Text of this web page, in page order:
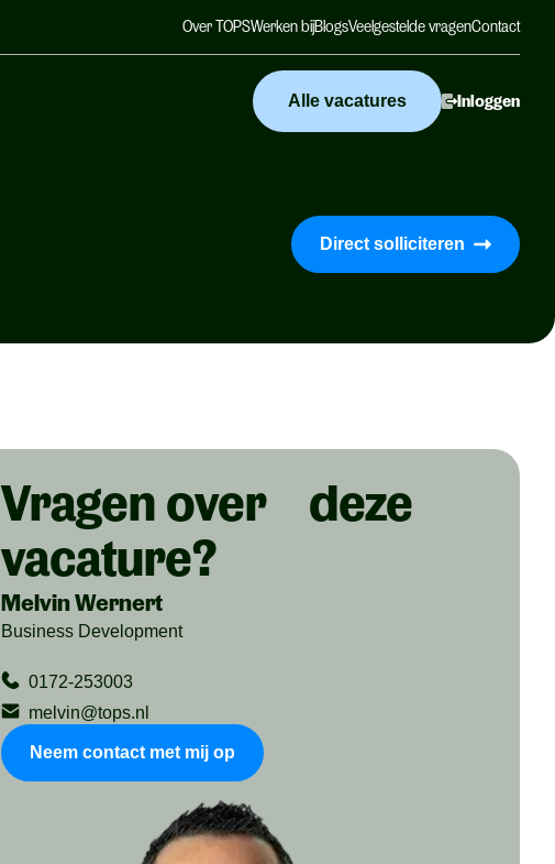
Over TOPSWerken bijBlogsVeelgestelde vragenContact
Alle vacatures Inloggen
Direct solliciteren
Vragen over deze
vacature?
Melvin Wernert
Business Development
0172-253003
melvin@tops.nl
Neem contact met mij op